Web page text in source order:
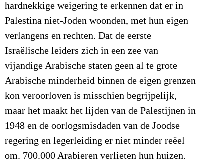
hardnekkige weigering te erkennen dat er in
Palestina niet-Joden woonden, met hun eigen
verlangens en rechten. Dat de eerste
Israëlische leiders zich in een zee van
vijandige Arabische staten geen al te grote
Arabische minderheid binnen de eigen grenzen
kon veroorloven is misschien begrijpelijk,
maar het maakt het lijden van de Palestijnen in
1948 en de oorlogsmisdaden van de Joodse
regering en legerleiding er niet minder reëel
om. 700.000 Arabieren verlieten hun huizen.